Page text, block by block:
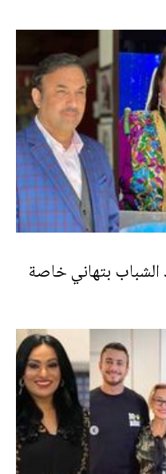
الشباب بتهاني خاصة